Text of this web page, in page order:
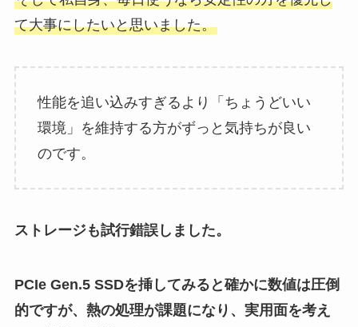
て大事にしたいと思いました。
性能を追い込みすぎるより「ちょうどいい
環境」を維持する方がずっと気持ちが良い
のです。
ストレージも試行錯誤しました。
PCIe Gen.5 SSDを挿してみると確かに数値は圧倒
的ですが、熱の処理が課題になり、実用面を考え